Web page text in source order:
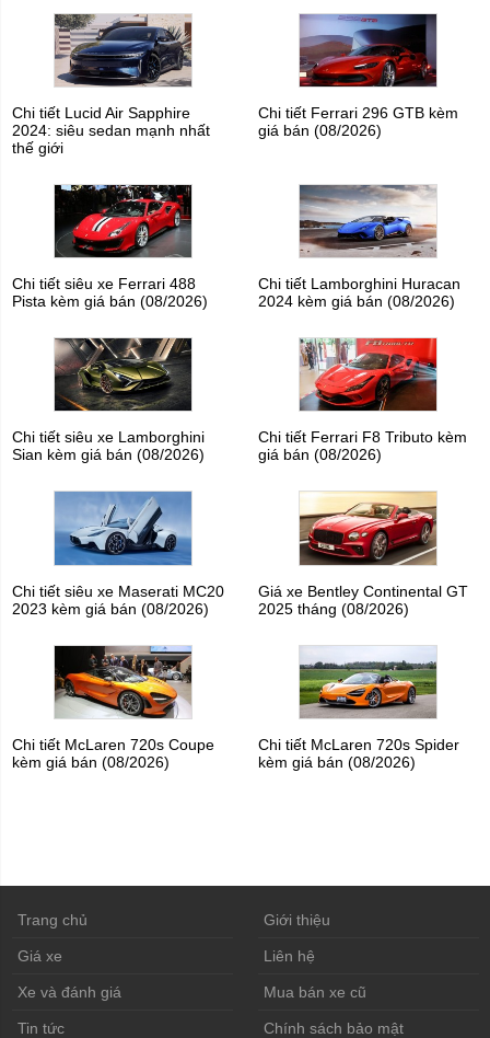
Chi tiết Lucid Air Sapphire
2024: siêu sedan mạnh nhất
thế giới
Chi tiết Ferrari 296 GTB kèm
giá bán (08/2026)
Chi tiết siêu xe Ferrari 488
Pista kèm giá bán (08/2026)
Chi tiết Lamborghini Huracan
2024 kèm giá bán (08/2026)
Chi tiết siêu xe Lamborghini
Sian kèm giá bán (08/2026)
Chi tiết Ferrari F8 Tributo kèm
giá bán (08/2026)
Chi tiết siêu xe Maserati MC20
2023 kèm giá bán (08/2026)
Giá xe Bentley Continental GT
2025 tháng (08/2026)
Chi tiết McLaren 720s Coupe
kèm giá bán (08/2026)
Chi tiết McLaren 720s Spider
kèm giá bán (08/2026)
Trang chủ Giới thiệu
Giá xe Liên hệ
Xe và đánh giá Mua bán xe cũ
Tin tức Chính sách bảo mật